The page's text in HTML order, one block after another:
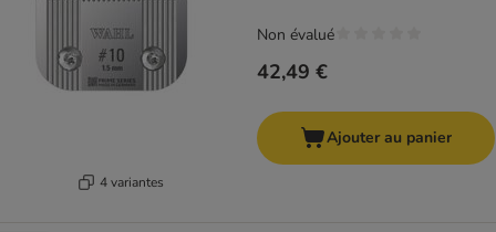
4 variantes
42,49 €
Non évalué
Ajouter au panier